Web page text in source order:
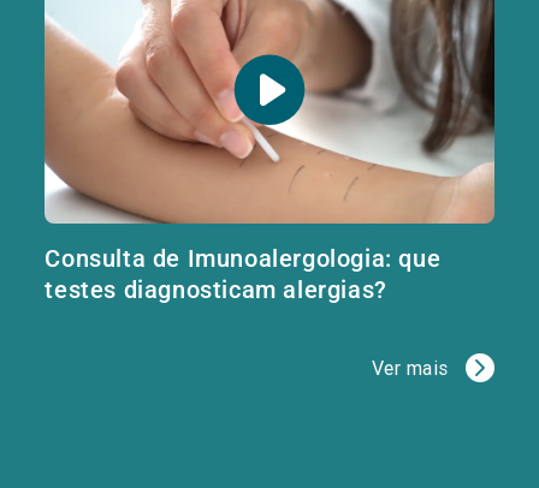
Consulta de Imunoalergologia: que
testes diagnosticam alergias?
Ver mais